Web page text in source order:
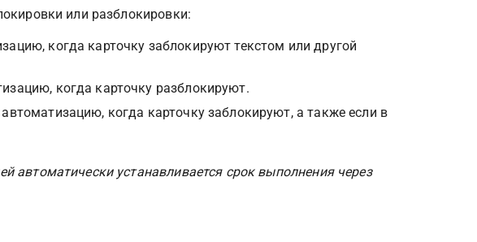
или разблокировки:
когда карточку заблокируют текстом или другой
когда карточку разблокируют.
когда карточку заблокируют, а также если в
автоматически устанавливается срок выполнения через